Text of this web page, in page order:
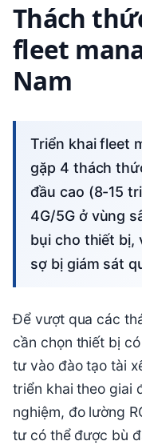
Thách
fleet
Nam
Triển khai fleet management tại Việt Nam
gặp 4 thách
đầu cao (8-15
4G/5G ở vùng
bụi cho thiết bị,
sợ bị giám sát
Để vượt qua các
cần chọn thiết bị
tư vào đào tạo tài
triển khai theo giai
nghiệm, đo lường
tư có thể được bù